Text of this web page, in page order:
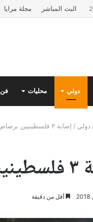
البث المباشر مجلة مرايا
دولي محليات فن
دولي / إصابة ٣ فلسطينيين برصاص الاحتلال الإسرائيلي في الضفة الغربية
أقل من دقيقة